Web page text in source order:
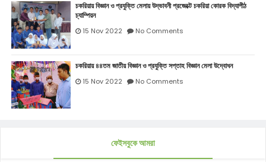
চকরিয়ায় বিজ্ঞান ও প্রযুক্তি মেলায় উদ্ভাবনী প্রজেক্টে চকরিয়া কোরক বিদ্যাপীঠ
চ্যাম্পিয়ন
15 Nov 2022 No Comments
চকরিয়ায় ৪৪তম জাতীয় বিজ্ঞান ও প্রযুক্তি সপ্তাহ বিজ্ঞান মেলা উদ্বোধন
15 Nov 2022 No Comments
ফেইসবুকে আমরা